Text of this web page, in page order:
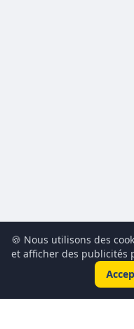
🍪 Nous utilisons des
et afficher des publicités